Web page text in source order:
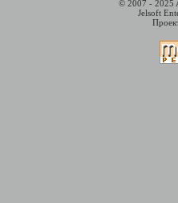
© 2007 - 2025
Jelsoft